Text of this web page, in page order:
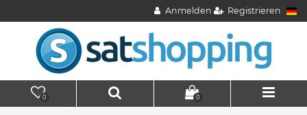
Anmelden Registrieren
0 0